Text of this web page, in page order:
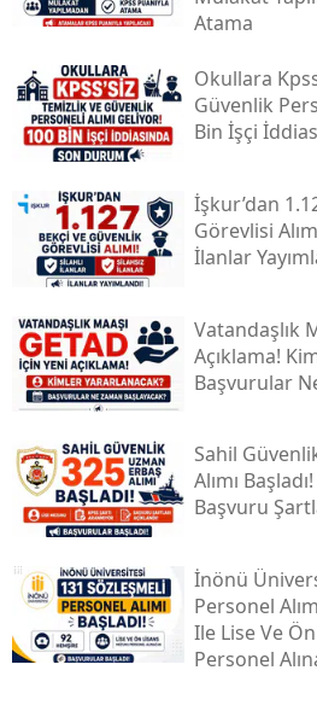
Atama
Okullara
Güvenlik
Bin İşçi
İşkur’dan
Görevlisi
İlanlar
Vatandaşlık
Açıklama!
Başvurular
Sahil
Alımı
Başvuru
İnönü
Personel
Ile Lise Ve
Personel